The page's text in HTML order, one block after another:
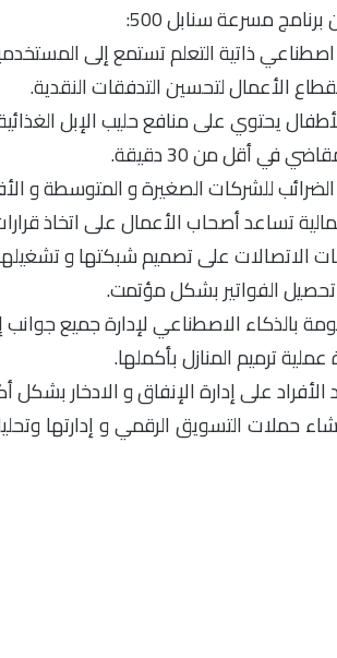
مسرعة سنابل 500:
الأعمال لتحسين التدفقات النقدية.
في أقل من 30 دقيقة.
للشركات الصغيرة و المتوسطة و
تساعد أصحاب الأعمال على اتخاذ
الاتصالات على تصميم شبكتها و
الفواتير بشكل مؤتمت.
بالذكاء الاصطناعي لإدارة جميع جوانب
ترميم المنازل بأكملها.
على إدارة الإنفاق و الادخار بشكل
حملات التسويق الرقمي و إدارتها